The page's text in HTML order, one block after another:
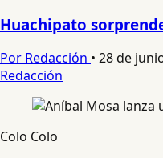
Huachipato
Por Redacción • 28 de
Redacción
Colo Colo